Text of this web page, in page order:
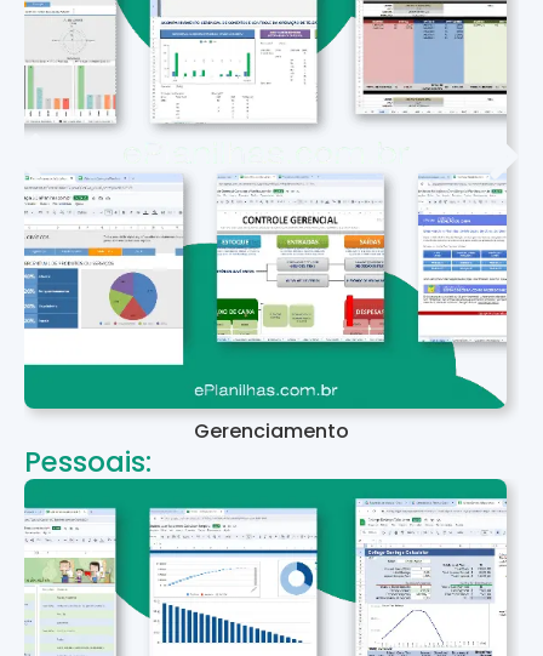
Gerenciamento
Pessoais: